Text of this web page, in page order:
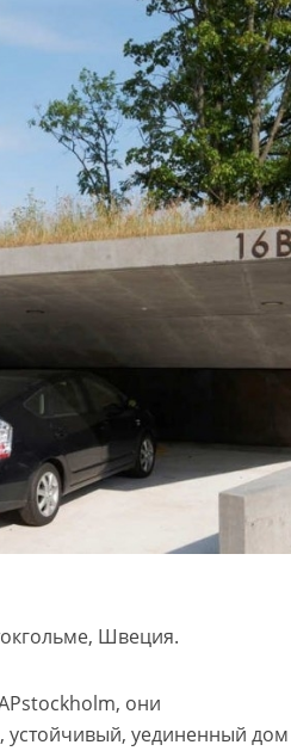
Швеция.
они
устойчивый, уединенный